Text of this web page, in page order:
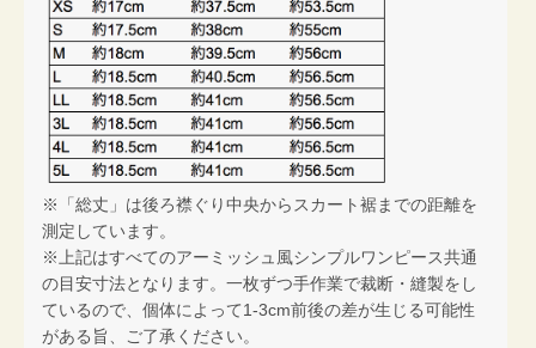
※「総丈」は後ろ襟ぐり中央からスカート裾までの距離を
測定しています。
※上記はすべてのアーミッシュ風シンプルワンピース共通
の目安寸法となります。一枚ずつ手作業で裁断・縫製をし
ているので、個体によって1-3cm前後の差が生じる可能性
がある旨、ご了承ください。